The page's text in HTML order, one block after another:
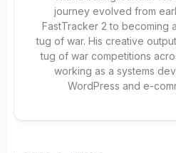
journey evolved from
FastTracker 2 to becoming
tug of war. His creative
tug of war competitions
working as a systems
WordPress and e-